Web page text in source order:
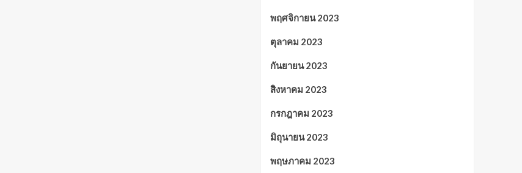
พฤศจิกายน 2023
ตุลาคม 2023
กันยายน 2023
สิงหาคม 2023
กรกฎาคม 2023
มิถุนายน 2023
พฤษภาคม 2023